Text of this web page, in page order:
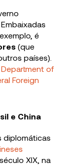
é
(que
países).
Department of
Foreign
e China
diplomáticas
XIX, na